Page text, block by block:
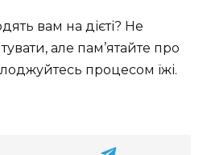
вам на дієті? Не
але пам’ятайте про
процесом їжі.